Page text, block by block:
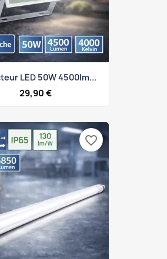
LED 50W 4500lm...
29,90 €
favorite_border